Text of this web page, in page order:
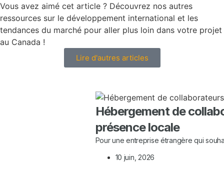
Vous avez aimé cet article ? Découvrez nos autres
ressources sur le développement international et les
tendances du marché pour aller plus loin dans votre projet
au Canada !
Lire d'autres articles
Hébergement de
présence locale
Pour une entreprise étrangère qui
10 juin, 2026